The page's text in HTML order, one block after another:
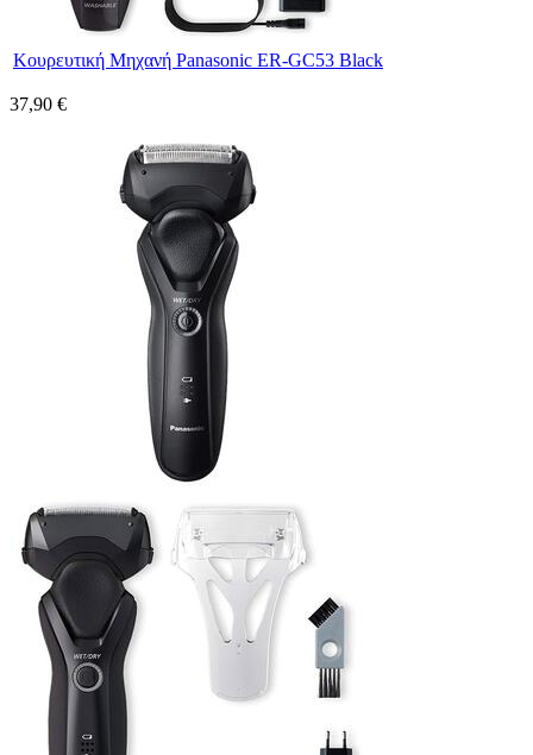
Κουρευτική Μηχανή Panasonic ER-GC53 Black
37,90 €